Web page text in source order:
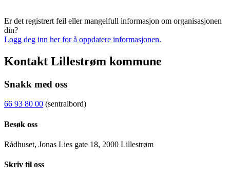
Er det registrert feil eller mangelfull informasjon om organisasjonen
din?
Logg deg inn her for å oppdatere informasjonen.
Kontakt Lillestrøm kommune
Snakk med oss
66 93 80 00 (sentralbord)
Besøk oss
Rådhuset, Jonas Lies gate 18, 2000 Lillestrøm
Skriv til oss